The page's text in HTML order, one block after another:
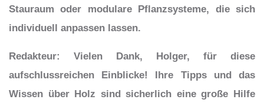
Stauraum oder modulare Pflanzsysteme, die sich
individuell anpassen lassen.
Redakteur: Vielen Dank, Holger, für diese
aufschlussreichen Einblicke! Ihre Tipps und das
Wissen über Holz sind sicherlich eine große Hilfe